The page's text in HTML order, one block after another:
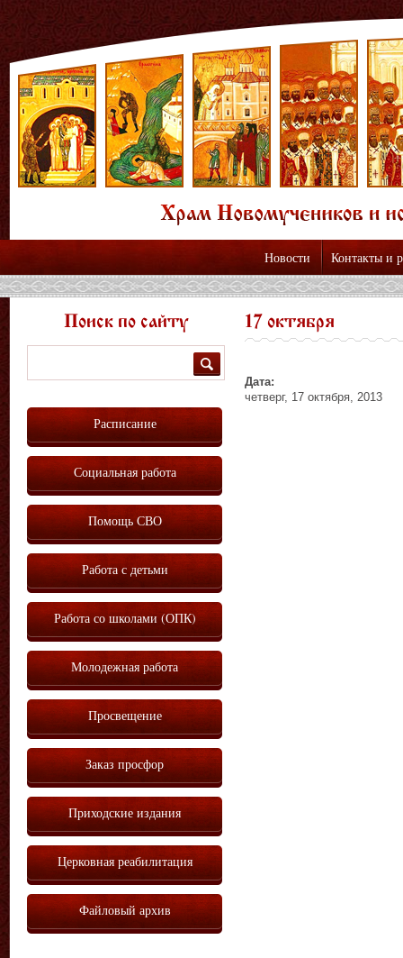
Новости Контакты и
17 октября
Дата:
четверг, 17 октября, 2013
Поиск по сайту
Расписание
Социальная работа
Помощь СВО
Работа с детьми
Работа со школами (ОПК)
Молодежная работа
Просвещение
Заказ просфор
Приходские издания
Церковная реабилитация
Файловый архив